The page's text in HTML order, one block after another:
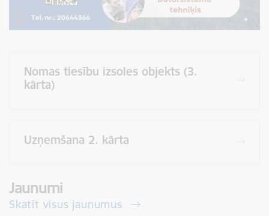
Nomas tiesību izsoles objekts (3.
kārta)
Uzņemšana 2. kārta
Jaunumi
Skatīt visus jaunumus